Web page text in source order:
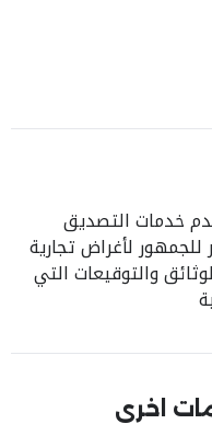
خدمات التصديق
للجمهور لأغراض تجارية
والتوقيعات التي
اخرى